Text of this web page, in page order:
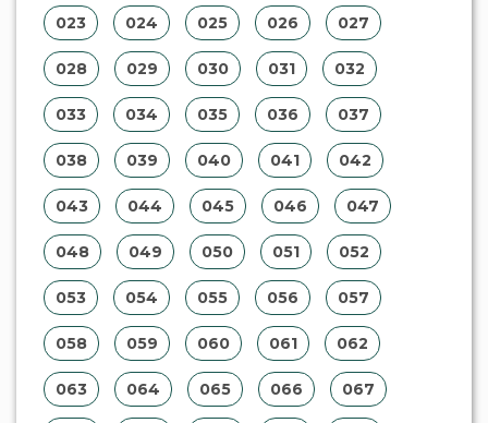
023 024 025 026 027
028 029 030 031 032
033 034 035 036 037
038 039 040 041 042
043 044 045 046 047
048 049 050 051 052
053 054 055 056 057
058 059 060 061 062
063 064 065 066 067